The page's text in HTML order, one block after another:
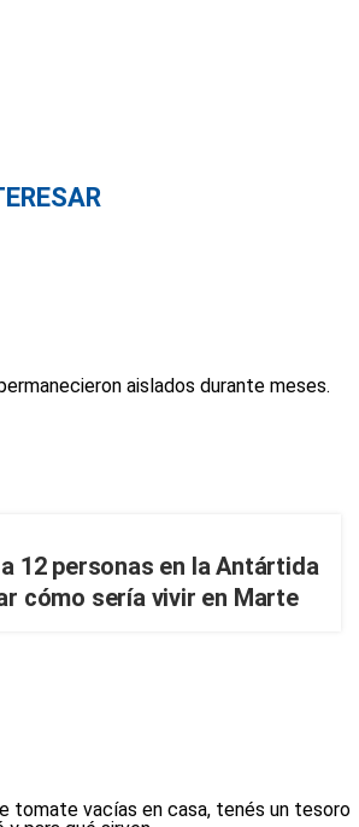
12 personas en la Antártida
cómo sería vivir en Marte